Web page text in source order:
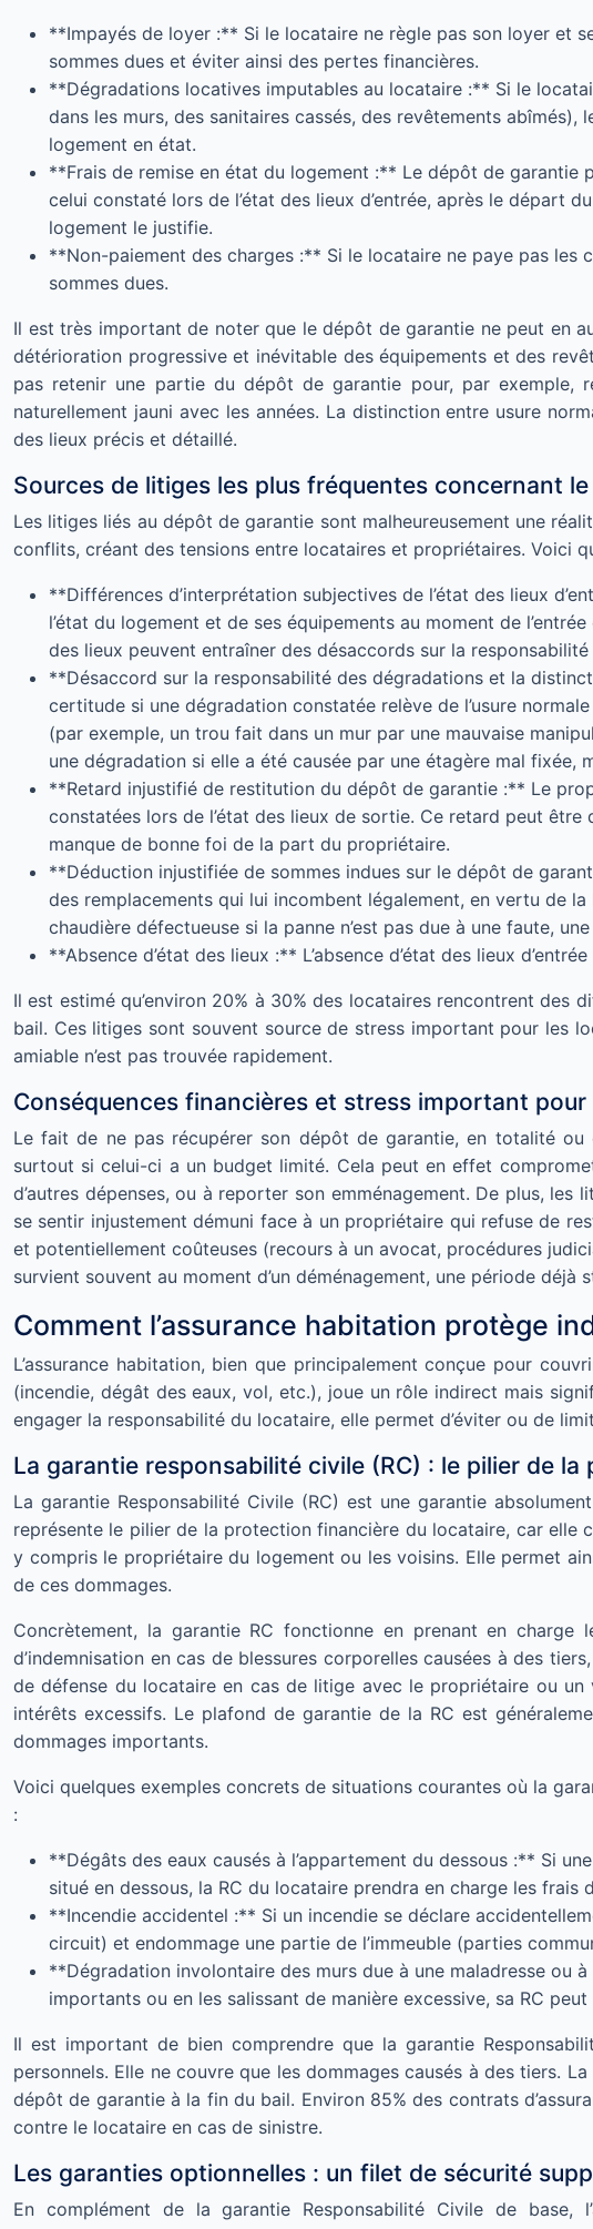
**Impayés de loyer :** Si le locataire ne règle pas son loyer et
sommes dues et éviter ainsi des pertes financières.
**Dégradations locatives imputables au locataire :** Si le
dans les murs, des sanitaires cassés, des revêtements
logement en état.
**Frais de remise en état du logement :** Le dépôt de
celui constaté lors de l’état des lieux d’entrée, après le départ
logement le justifie.
**Non-paiement des charges :** Si le locataire ne paye pas
sommes dues.
Il est très important de noter que le dépôt de garantie ne peut en
détérioration progressive et inévitable des équipements et des
pas retenir une partie du dépôt de garantie pour, par
naturellement jauni avec les années. La distinction entre usure
des lieux précis et détaillé.
Sources de litiges les plus fréquentes concernant
Les litiges liés au dépôt de garantie sont malheureusement une
conflits, créant des tensions entre locataires et propriétaires. Voici
**Différences d’interprétation subjectives de l’état des lieux
l’état du logement et de ses équipements au moment de
des lieux peuvent entraîner des désaccords sur la
**Désaccord sur la responsabilité des dégradations et la
certitude si une dégradation constatée relève de l’usure
(par exemple, un trou fait dans un mur par une mauvaise
une dégradation si elle a été causée par une étagère mal fixée,
**Retard injustifié de restitution du dépôt de garantie :** Le
constatées lors de l’état des lieux de sortie. Ce retard peut
manque de bonne foi de la part du propriétaire.
**Déduction injustifiée de sommes indues sur le dépôt de
des remplacements qui lui incombent légalement, en vertu de
chaudière défectueuse si la panne n’est pas due à une faute,
**Absence d’état des lieux :** L’absence d’état des lieux
Il est estimé qu’environ 20% à 30% des locataires rencontrent
bail. Ces litiges sont souvent source de stress important pour les
amiable n’est pas trouvée rapidement.
Conséquences financières et stress important
Le fait de ne pas récupérer son dépôt de garantie, en totalité
surtout si celui-ci a un budget limité. Cela peut en effet
d’autres dépenses, ou à reporter son emménagement. De plus,
se sentir injustement démuni face à un propriétaire qui refuse de
et potentiellement coûteuses (recours à un avocat, procédures
survient souvent au moment d’un déménagement, une période déjà
Comment l’assurance habitation protège
L’assurance habitation, bien que principalement conçue pour
(incendie, dégât des eaux, vol, etc.), joue un rôle indirect mais
engager la responsabilité du locataire, elle permet d’éviter ou de
La garantie responsabilité civile (RC) : le pilier de
La garantie Responsabilité Civile (RC) est une garantie
représente le pilier de la protection financière du locataire, car
y compris le propriétaire du logement ou les voisins. Elle permet
de ces dommages.
Concrètement, la garantie RC fonctionne en prenant en
d’indemnisation en cas de blessures corporelles causées à des
de défense du locataire en cas de litige avec le propriétaire ou
intérêts excessifs. Le plafond de garantie de la RC est
dommages importants.
Voici quelques exemples concrets de situations courantes où la
:
**Dégâts des eaux causés à l’appartement du dessous :** Si
situé en dessous, la RC du locataire prendra en charge les
**Incendie accidentel :** Si un incendie se déclare
circuit) et endommage une partie de l’immeuble (parties
**Dégradation involontaire des murs due à une maladresse ou
importants ou en les salissant de manière excessive, sa RC
Il est important de bien comprendre que la garantie
personnels. Elle ne couvre que les dommages causés à des tiers.
dépôt de garantie à la fin du bail. Environ 85% des contrats
contre le locataire en cas de sinistre.
Les garanties optionnelles : un filet de sécurité
En complément de la garantie Responsabilité Civile de base,